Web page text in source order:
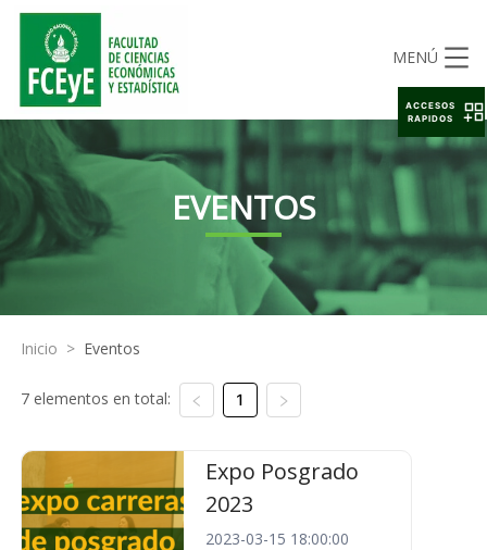
MENÚ
EVENTOS
Inicio > Eventos
7 elementos en total: 1
Expo Posgrado
2023
2023-03-15 18:00:00
ACCESOS
RAPIDOS